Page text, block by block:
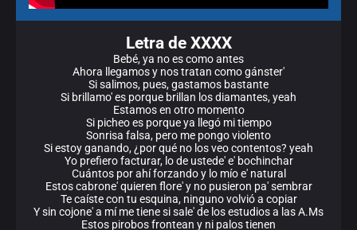
Letra de XXXX
Bebé, ya no es como antes
Ahora llegamos y nos tratan como gánster'
Si salimos, pues, gastamos bastante
Si brillamo' es porque brillan los diamantes, yeah
Estamos en otro momento
Si picheo es porque ya llegó mi tiempo
Sonrisa falsa, pero me pongo violento
Si estoy ganando, ¿por qué no los veo contentos? yeah
Yo prefiero facturar, lo de ustede' e' bochinchar
Cuántos por ahí forzando y lo mío e' natural
Estos cabrone' quieren flore' y no pusieron pa' sembrar
Te caíste con tu esquina, ninguno volvió a copiar
Y sin cojone' a mí me tiene si sale' dе los estudios a las A.Ms
Estos pirobos frontean y ni palos tienen